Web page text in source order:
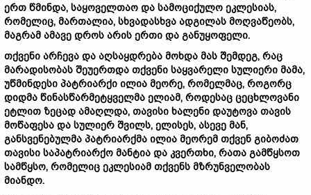
ერთ წმინდა, საყოველთაო და სამოციქულო ეკლესიას,
რომელიც, მართალია, სხვადასხვა ადგილას მოღვაწეობს,
მაგრამ ამავე დროს არის ერთი და განუყოფელი.
თქვენი არჩევა და აღსაყდრება მოხდა მას შემდეგ, რაც
მარადისობას შეუერთდა თქვენი საყვარელი სულიერი მამა,
უწმინდესი პატრიარქი ილია მეორე, რომელმაც, როგორც
დიდმა წინასწარმეტყველმა ელიამ, როდესაც ცეცხლოვანი
ეტლით ზეცად ამაღლდა, თავისი ხალენი დაუტოვა თავის
მოწაფესა და სულიერ შვილს, ელისეს, ასევე მან,
განსვენებულმა პატრიარქმა ილია მეორემ თქვენ გიბოძათ
თავისი საპატრიარქო მანტია და კვერთხი, რათა გამწყსოთ
სამწყსო, რომელიც ეკლესიამ თქვენს მზრუნველობას
მიანდო.